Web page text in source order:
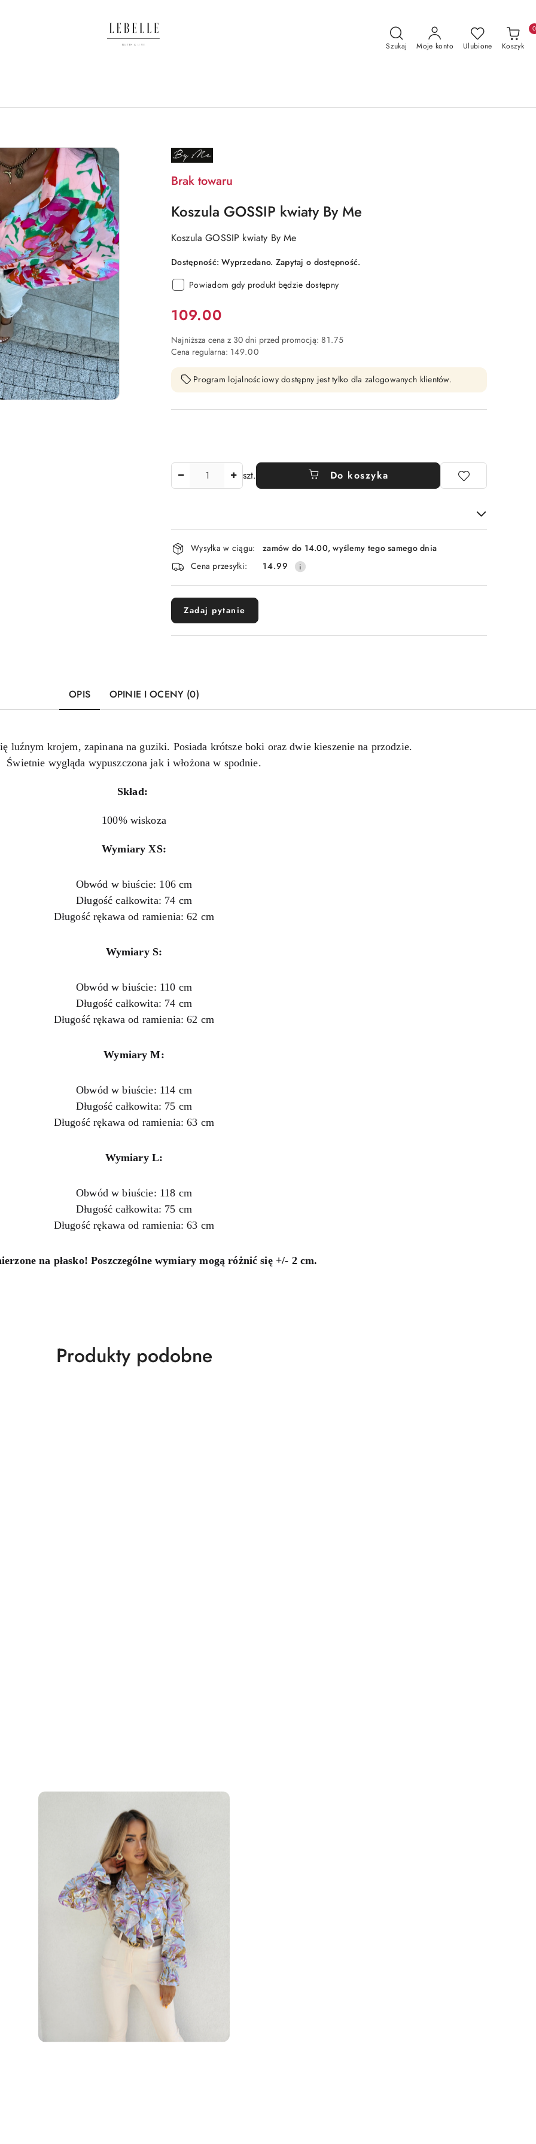
Szukaj Moje konto Ulubione Koszyk
0
NAZWA
PRODUCENTA:
ME
Brak towaru
Koszula GOSSIP kwiaty By Me
Koszula GOSSIP kwiaty By Me
Dostępność:Wyprzedano. Zapytaj o dostępność.
Powiadom gdy produkt będzie dostępny
Cena:
109.00
Najniższa cena z 30 dni przed promocją: 81.75
Cena regularna: 149.00
Program lojalnościowy dostępny jest tylko dla zalogowanych klientów.
szt. Do koszyka
Dostępność
i
dostawa
Wysyłka w ciągu:
zamów do 14.00, wyślemy tego samego dnia
Cena przesyłki:
14.99
Zadaj pytanie
OPIS OPINIE I OCENY (0)
luźnym krojem, zapinana na guziki. Posiada krótsze boki oraz dwie kieszenie na przodzie.
Świetnie wygląda wypuszczona jak i włożona w spodnie.
Skład:
100% wiskoza
Wymiary XS:
Obwód w biuście: 106 cm
Długość całkowita: 74 cm
Długość rękawa od ramienia: 62 cm
Wymiary S:
Obwód w biuście: 110 cm
Długość całkowita: 74 cm
Długość rękawa od ramienia: 62 cm
Wymiary M:
Obwód w biuście: 114 cm
Długość całkowita: 75 cm
Długość rękawa od ramienia: 63 cm
Wymiary L:
Obwód w biuście: 118 cm
Długość całkowita: 75 cm
Długość rękawa od ramienia: 63 cm
na płasko! Poszczególne wymiary mogą różnić się +/- 2 cm.
Produkty
Produkty podobne